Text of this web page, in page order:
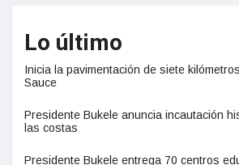
Lo último
Inicia la pavimentación de siete
Sauce
Presidente Bukele anuncia incautación
las costas
Presidente Bukele entrega 70 centros